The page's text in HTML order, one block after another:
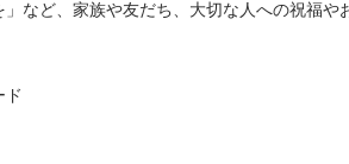
など、家族や友だち、大切な人への祝福や
ド